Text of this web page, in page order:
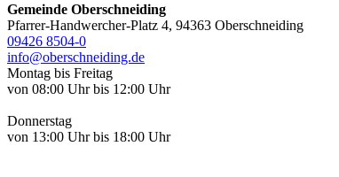
Gemeinde Oberschneiding
Pfarrer-Handwercher-Platz 4, 94363 Oberschneiding
09426 8504-0
info@oberschneiding.de
Montag bis Freitag
von 08:00 Uhr bis 12:00 Uhr
Donnerstag
von 13:00 Uhr bis 18:00 Uhr